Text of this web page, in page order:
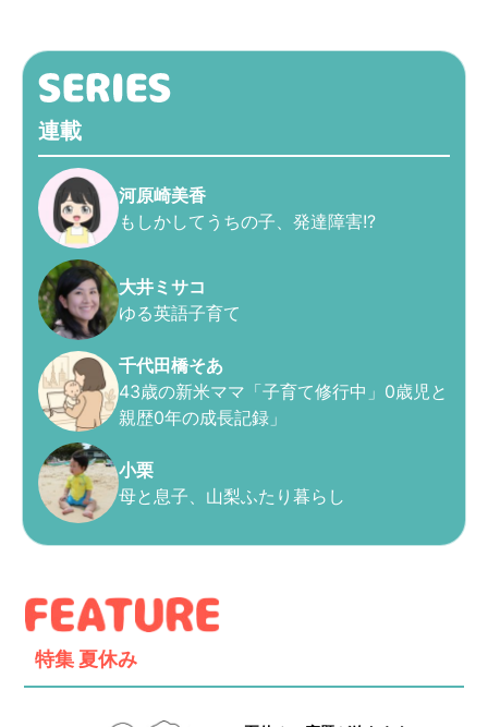
連載
河原崎美香
もしかしてうちの子、発達障害!?
大井ミサコ
ゆる英語子育て
千代田橋そあ
43歳の新米ママ「子育て修行中」0歳児と
親歴0年の成長記録」
小栗
母と息子、山梨ふたり暮らし
特集 夏休み